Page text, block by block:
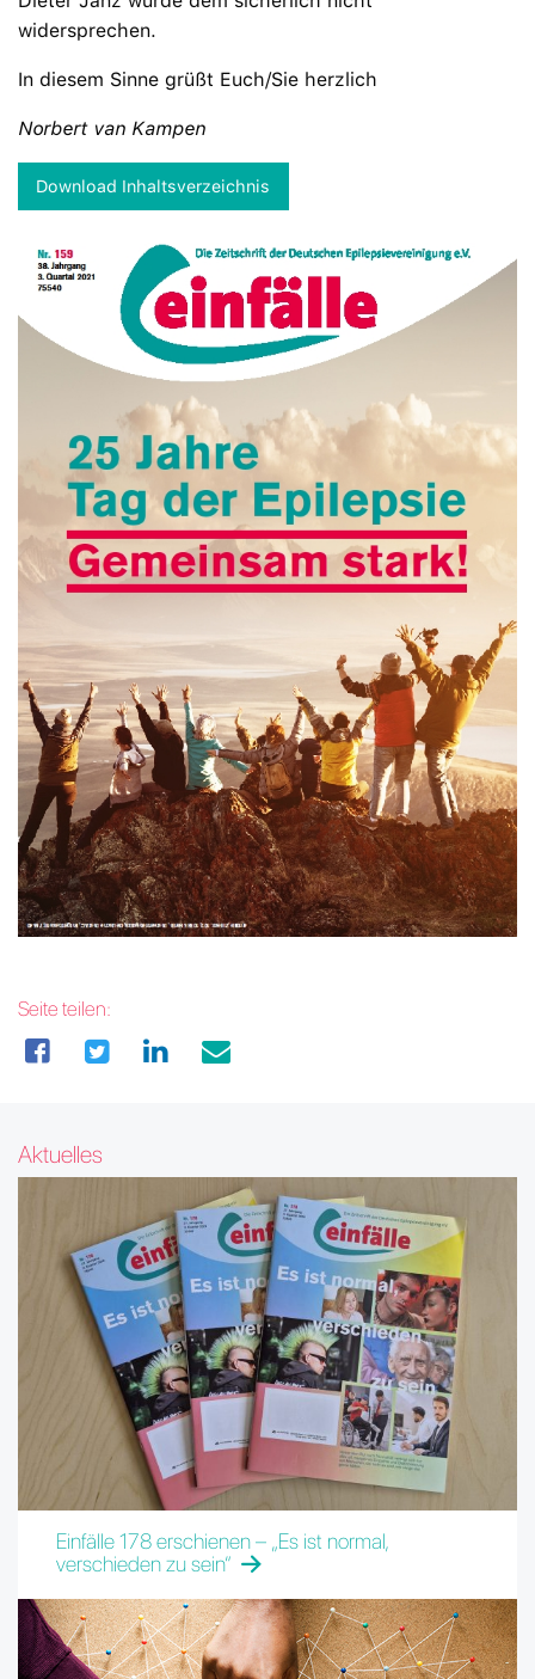
widersprechen.
In diesem Sinne grüßt Euch/Sie herzlich
Norbert van Kampen
Download Inhaltsverzeichnis
Seite teilen:
Aktuelles
Einfälle 178 erschienen – „Es ist normal,
verschieden zu sein“